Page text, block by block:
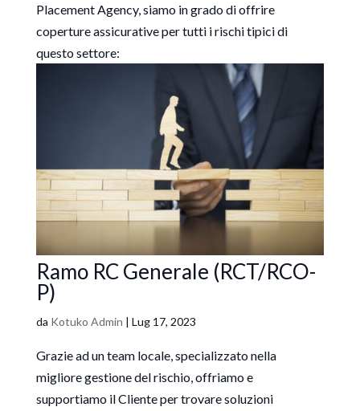
Placement Agency, siamo in grado di offrire
coperture assicurative per tutti i rischi tipici di
questo settore:
Ramo RC Generale (RCT/RCO-
P)
da Kotuko Admin | Lug 17, 2023
Grazie ad un team locale, specializzato nella
migliore gestione del rischio, offriamo e
supportiamo il Cliente per trovare soluzioni